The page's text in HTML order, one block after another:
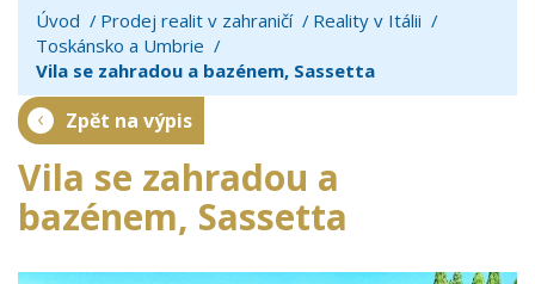
Úvod Prodej realit v zahraničí
Reality v Itálii
Toskánsko a Umbrie
Vila se zahradou a bazénem, Sassetta
Zpět na výpis
Vila se zahradou a
bazénem, Sassetta